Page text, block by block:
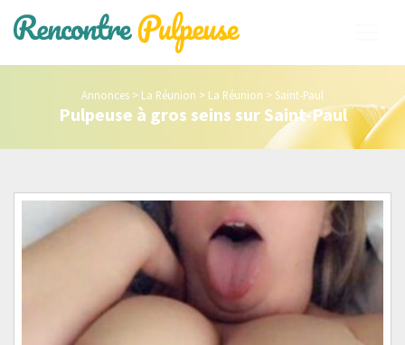
Annonces > La Réunion > La Réunion > Saint-Paul
Pulpeuse à gros seins sur Saint-Paul